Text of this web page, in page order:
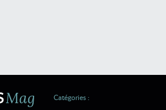
Catégories :